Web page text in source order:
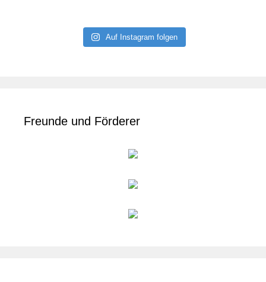
Auf Instagram folgen
Freunde und Förderer